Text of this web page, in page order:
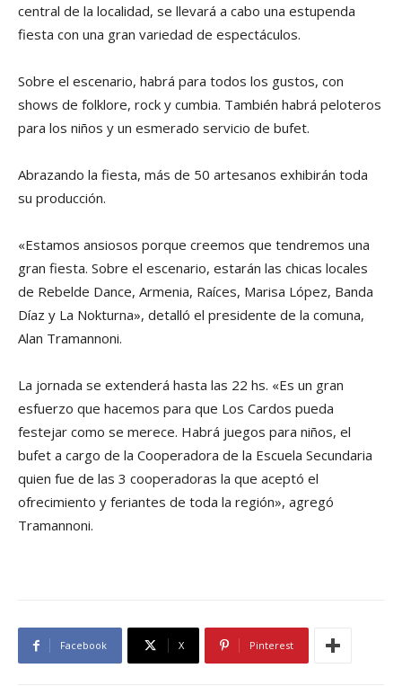
central de la localidad, se llevará a cabo una estupenda
fiesta con una gran variedad de espectáculos.
Sobre el escenario, habrá para todos los gustos, con
shows de folklore, rock y cumbia. También habrá peloteros
para los niños y un esmerado servicio de bufet.
Abrazando la fiesta, más de 50 artesanos exhibirán toda
su producción.
«Estamos ansiosos porque creemos que tendremos una
gran fiesta. Sobre el escenario, estarán las chicas locales
de Rebelde Dance, Armenia, Raíces, Marisa López, Banda
Díaz y La Nokturna», detalló el presidente de la comuna,
Alan Tramannoni.
La jornada se extenderá hasta las 22 hs. «Es un gran
esfuerzo que hacemos para que Los Cardos pueda
festejar como se merece. Habrá juegos para niños, el
bufet a cargo de la Cooperadora de la Escuela Secundaria
quien fue de las 3 cooperadoras la que aceptó el
ofrecimiento y feriantes de toda la región», agregó
Tramannoni.
Facebook X Pinterest